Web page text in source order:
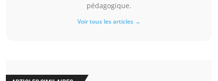
pédagogique.
Voir tous les articles →